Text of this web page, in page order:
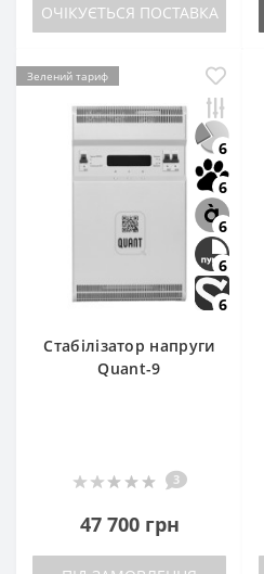
ОЧІКУЄТЬСЯ ПОСТАВКА
Зелений тариф
6
6
6
6
6
Стабілізатор напруги
Quant-9
3
47 700 грн